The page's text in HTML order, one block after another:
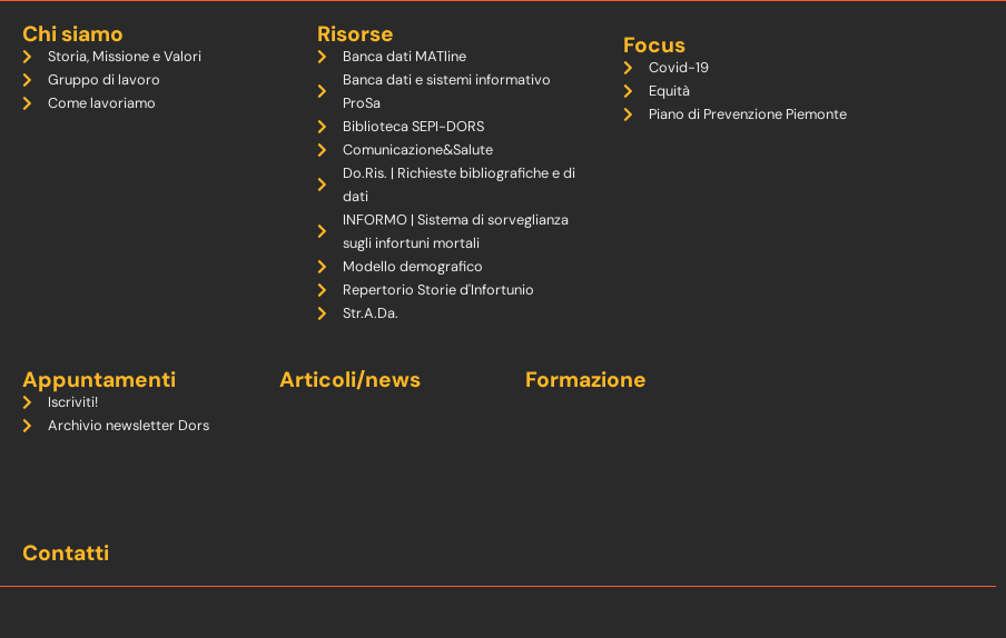
Chi siamo
Storia, Missione e Valori
Gruppo di lavoro
Come lavoriamo
Risorse
Banca dati MATline
Banca dati e sistemi informativo
ProSa
Biblioteca SEPI-DORS
Comunicazione&Salute
Do.Ris. | Richieste bibliografiche e di
dati
INFORMO | Sistema di sorveglianza
sugli infortuni mortali
Modello demografico
Repertorio Storie d'Infortunio
Str.A.Da.
Focus
Covid-19
Equità
Piano di Prevenzione Piemonte
Appuntamenti
Iscriviti!
Archivio newsletter Dors
Articoli/news Formazione
Contatti